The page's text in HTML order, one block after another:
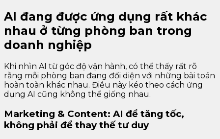
AI đang được ứng dụng rất khác
nhau ở từng phòng ban trong
doanh nghiệp
Khi nhìn AI từ góc độ vận hành, có thể thấy rất rõ
rằng mỗi phòng ban đang đối diện với những bài toán
hoàn toàn khác nhau. Điều này kéo theo cách ứng
dụng AI cũng không thể giống nhau.
Marketing & Content: AI để tăng tốc,
không phải để thay thế tư duy